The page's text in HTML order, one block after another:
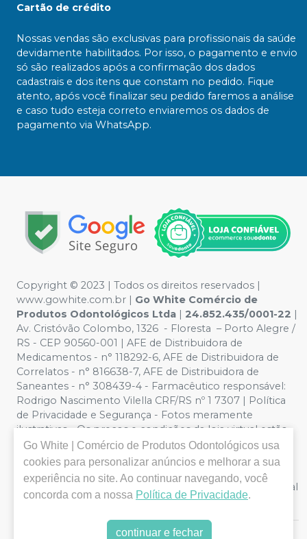
Cartão de crédito
Nossas vendas são exclusivas para profissionais da saúde
devidamente habilitados. Por isso, o pagamento e envio
só são realizados após a confirmação dos dados
cadastrais e dos itens que constam no pedido. Fique
atento, após você finalizar seu pedido faremos a análise
e caso tudo esteja correto enviaremos os dados de
pagamento via WhatsApp.
Copyright ©️ 2023 | Todos os direitos reservados |
www.gowhite.com.br | Go White Comércio de
Produtos Odontológicos Ltda | 24.852.435/0001-22 |
Av. Cristóvão Colombo, 1326 - Floresta – Porto Alegre /
RS - CEP 90560-001 | AFE de Distribuidora de
Medicamentos - n° 118292-6, AFE de Distribuidora de
Correlatos - n° 816638-7, AFE de Distribuidora de
Saneantes - n° 308439-4 - Farmacêutico responsável:
Rodrigo Nascimento Vilella CRF/RS nº 1 7307 | Política
de Privacidade e Segurança - Fotos meramente
ilustrativas - Os preços e condições da loja virtual estão
sujeitos a alterações. Em caso de divergência de preços
no site, o valor válido é o do Carrinho de Compra. Não
vendemos por atacado, logo nos reservamos o direito
de não atender compras de grandes volumes pelo canal
e-commerce.
Go White | Comércio de Produtos Odontológicos usa
cookies para personalizar anúncios e melhorar a sua
experiência no site. Ao continuar navegando, você
concorda com a nossa Política de Privacidade.
continuar e fechar